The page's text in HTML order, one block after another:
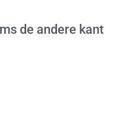
de andere kant